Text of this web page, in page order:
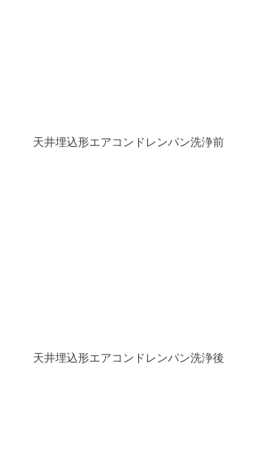
天井埋込形エアコンドレンパン洗浄前
天井埋込形エアコンドレンパン洗浄後